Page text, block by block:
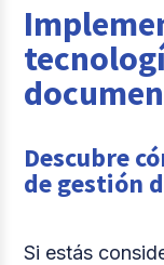
Descubre
de gestión
Si estás